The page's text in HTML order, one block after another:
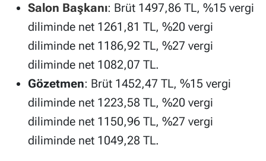
Salon Başkanı: Brüt 1497,86 TL, %15 vergi
diliminde net 1261,81 TL, %20 vergi
diliminde net 1186,92 TL, %27 vergi
diliminde net 1082,07 TL.
Gözetmen: Brüt 1452,47 TL, %15 vergi
diliminde net 1223,58 TL, %20 vergi
diliminde net 1150,96 TL, %27 vergi
diliminde net 1049,28 TL.